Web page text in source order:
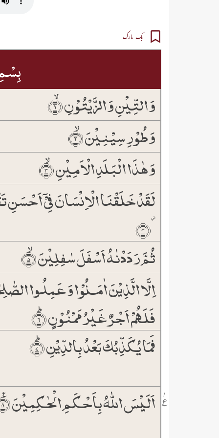
بک مارک
وَ التِّیۡنِ وَ الزَّیۡتُوۡنِ ۙ﴿۱﴾
وَ طُوۡرِ سِیۡنِیۡنَ ۙ﴿۲﴾
وَ ہٰذَا الۡبَلَدِ الۡاَمِیۡنِ ۙ﴿۳﴾
لَقَدۡ خَلَقۡنَا الۡاِنۡسَانَ فِیۡۤ اَحۡسَنِ
۫﴿۴﴾
ثُمَّ رَدَدۡنٰہُ اَسۡفَلَ سٰفِلِیۡنَ ۙ﴿۵﴾
اِلَّا الَّذِیۡنَ اٰمَنُوۡا وَ عَمِلُوا
فَلَہُمۡ اَجۡرٌ غَیۡرُ مَمۡنُوۡنٍ ؕ﴿۶﴾
فَمَا یُکَذِّبُکَ بَعۡدُ بِالدِّیۡنِ ؕ﴿۷﴾
اَلَیۡسَ اللّٰہُ بِاَحۡکَمِ الۡحٰکِمِیۡنَ ٪﴿۸﴾ ۱